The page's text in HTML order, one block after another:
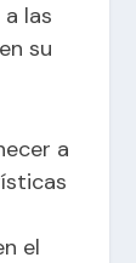
las
su
a
el